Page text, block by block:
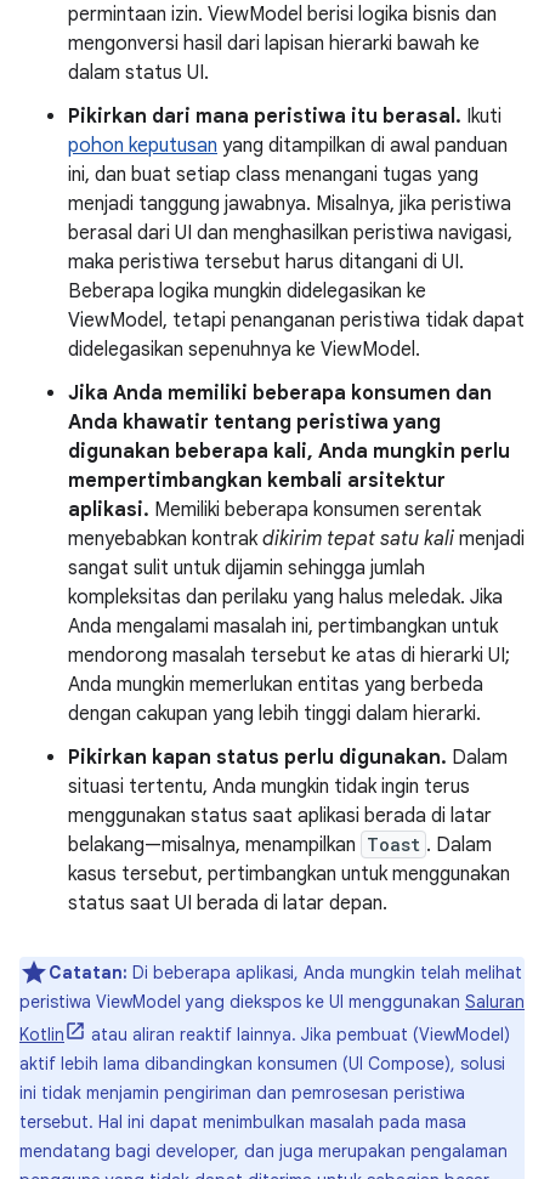
permintaan izin. ViewModel berisi logika bisnis dan
mengonversi hasil dari lapisan hierarki bawah ke
dalam status UI.
Pikirkan dari mana peristiwa itu berasal. Ikuti
pohon keputusan yang ditampilkan di awal panduan
ini, dan buat setiap class menangani tugas yang
menjadi tanggung jawabnya. Misalnya, jika peristiwa
berasal dari UI dan menghasilkan peristiwa navigasi,
maka peristiwa tersebut harus ditangani di UI.
Beberapa logika mungkin didelegasikan ke
ViewModel, tetapi penanganan peristiwa tidak dapat
didelegasikan sepenuhnya ke ViewModel.
Jika Anda memiliki beberapa konsumen dan
Anda khawatir tentang peristiwa yang
digunakan beberapa kali, Anda mungkin perlu
mempertimbangkan kembali arsitektur
aplikasi. Memiliki beberapa konsumen serentak
menyebabkan kontrak dikirim tepat satu kali menjadi
sangat sulit untuk dijamin sehingga jumlah
kompleksitas dan perilaku yang halus meledak. Jika
Anda mengalami masalah ini, pertimbangkan untuk
mendorong masalah tersebut ke atas di hierarki UI;
Anda mungkin memerlukan entitas yang berbeda
dengan cakupan yang lebih tinggi dalam hierarki.
Pikirkan kapan status perlu digunakan. Dalam
situasi tertentu, Anda mungkin tidak ingin terus
menggunakan status saat aplikasi berada di latar
belakang—misalnya, menampilkan Toast . Dalam
kasus tersebut, pertimbangkan untuk menggunakan
status saat UI berada di latar depan.
Catatan: Di beberapa aplikasi, Anda mungkin telah melihat
peristiwa ViewModel yang diekspos ke UI menggunakan Saluran
Kotlin
atau aliran reaktif lainnya. Jika pembuat (ViewModel)
aktif lebih lama dibandingkan konsumen (UI Compose), solusi
ini tidak menjamin pengiriman dan pemrosesan peristiwa
tersebut. Hal ini dapat menimbulkan masalah pada masa
mendatang bagi developer, dan juga merupakan pengalaman